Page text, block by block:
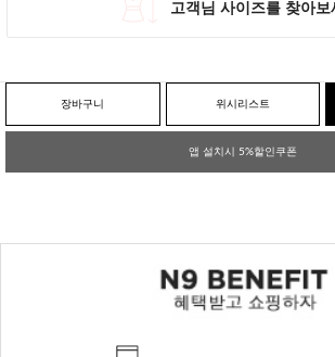
장바구니 위시리스트
앱 설치시 5%할인쿠폰